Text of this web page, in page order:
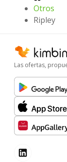
Otros
Ripley
Las ofertas,